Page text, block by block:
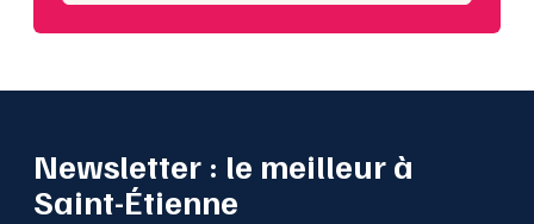
Newsletter : le meilleur à
Saint-Étienne